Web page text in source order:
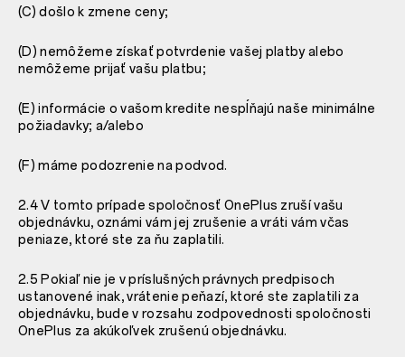
(C) došlo k zmene ceny;
(D) nemôžeme získať potvrdenie vašej platby alebo
nemôžeme prijať vašu platbu;
(E) informácie o vašom kredite nespĺňajú naše minimálne
požiadavky; a/alebo
(F) máme podozrenie na podvod.
2.4 V tomto prípade spoločnosť OnePlus zruší vašu
objednávku, oznámi vám jej zrušenie a vráti vám včas
peniaze, ktoré ste za ňu zaplatili.
2.5 Pokiaľ nie je v príslušných právnych predpisoch
ustanovené inak, vrátenie peňazí, ktoré ste zaplatili za
objednávku, bude v rozsahu zodpovednosti spoločnosti
OnePlus za akúkoľvek zrušenú objednávku.